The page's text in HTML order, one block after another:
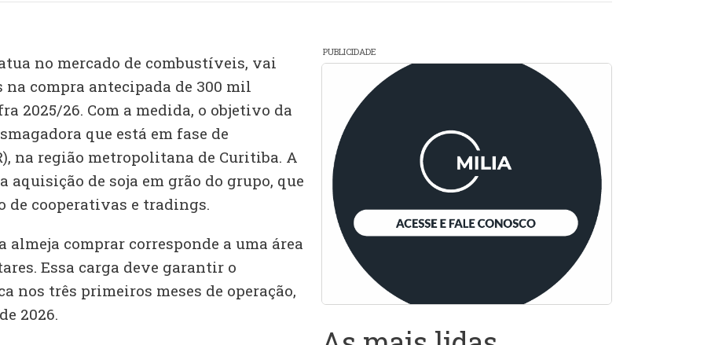
no mercado de combustíveis, vai
compra antecipada de 300 mil
2025/26. Com a medida, o objetivo da
que está em fase de
na região metropolitana de Curitiba. A
aquisição de soja em grão do grupo, que
de cooperativas e tradings.
almeja comprar corresponde a uma área
Essa carga deve garantir o
nos três primeiros meses de operação,
2026.
PUBLICIDADE